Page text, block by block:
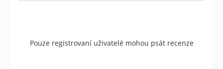
Pouze registrovaní uživatelé mohou psát recenze